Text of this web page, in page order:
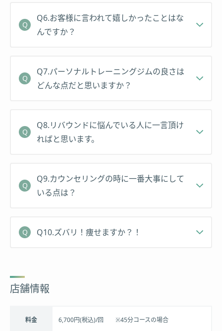
Q6.お客様に言われて嬉しかったことはな
んですか？
Q7.パーソナルトレーニングジムの良さは
どんな点だと思いますか？
Q8.リバウンドに悩んでいる人に一言頂け
ればと思います。
Q9.カウンセリングの時に一番大事にして
いる点は？
Q10.ズバリ！痩せますか？！
店舗情報
料金 6,700円(税込)/回 ※45分コースの場合